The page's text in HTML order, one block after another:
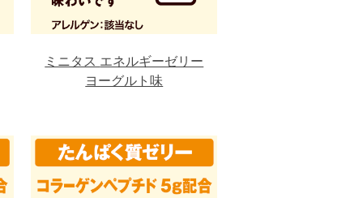
ミニタス エネルギーゼリー
ヨーグルト味